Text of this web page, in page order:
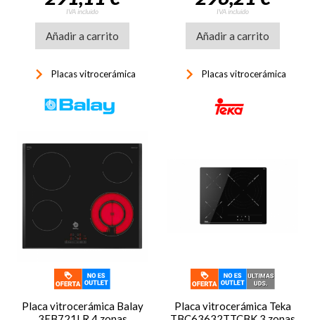
IVA incluido
Añadir a carrito
keyboard_arrow_right Placas vitrocerámica
IVA incluido
Añadir a carrito
keyboard_arrow_right Placas vitrocerámica
Placa vitrocerámica Balay
Placa vitrocerámica Teka